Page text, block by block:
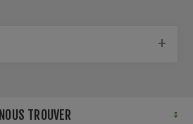
NOUS TROUVER